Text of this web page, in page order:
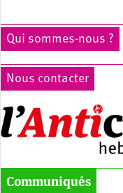
Qui sommes-nous ?
Nous contacter
Communiqués